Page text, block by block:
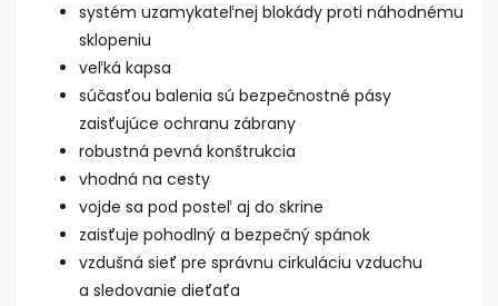
systém uzamykateľnej blokády proti náhodnému
sklopeniu
veľká kapsa
súčasťou balenia sú bezpečnostné pásy
zaisťujúce ochranu zábrany
robustná pevná konštrukcia
vhodná na cesty
vojde sa pod posteľ aj do skrine
zaisťuje pohodlný a bezpečný spánok
vzdušná sieť pre správnu cirkuláciu vzduchu
a sledovanie dieťaťa